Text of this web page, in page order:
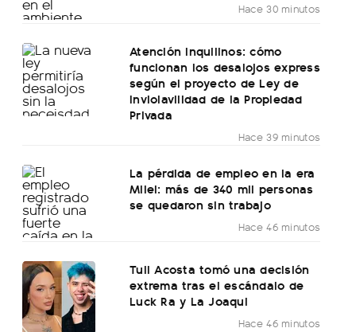
Hace 30 minutos
Atención inquilinos: cómo
funcionan los desalojos express
según el proyecto de Ley de
Inviolavilidad de la Propiedad
Privada
Hace 39 minutos
La pérdida de empleo en la era
Milei: más de 340 mil personas
se quedaron sin trabajo
Hace 46 minutos
Tuli Acosta tomó una decisión
extrema tras el escándalo de
Luck Ra y La Joaqui
Hace 46 minutos